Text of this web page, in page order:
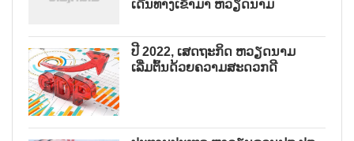
ເດີນທາງເຂົ້າມາ ຫວຽດນາມ
ປີ 2022, ເສດຖະກິດ ຫວຽດນາມ
ເລີ່ມຕົ້ນດ້ວຍຄວາມສະດວກດີ